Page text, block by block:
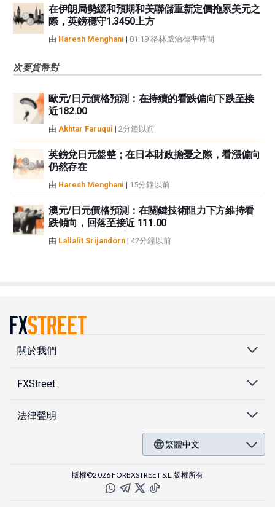
在伊朗局勢緩和預期和美聯儲重新定價拖累美元之
際，英鎊穩守1.3450上方
由 Haresh Menghani | 01:19 格林威治標準時間
次要貨幣對
歐元/日元價格預測：在持續的看跌偏向下跌至接
近182.00
由 Akhtar Faruqui | 2分鐘以前
英鎊兌日元盤整；在日本財政擔憂之際，看漲偏向
仍然存在
由 Haresh Menghani | 15分鐘以前
澳元/日元價格預測：在關鍵技術阻力下方維持看
跌傾向，回落至接近 111.00
由 Lallalit Srijandorn | 42分鐘以前
關於我們
FXStreet
法律聲明
繁體中文
版權©2026 FOREXSTREET S.L.版權所有